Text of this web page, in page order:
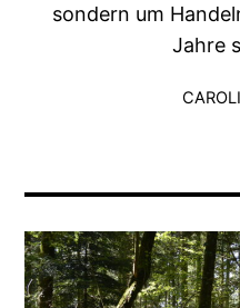
sondern um
Jahre